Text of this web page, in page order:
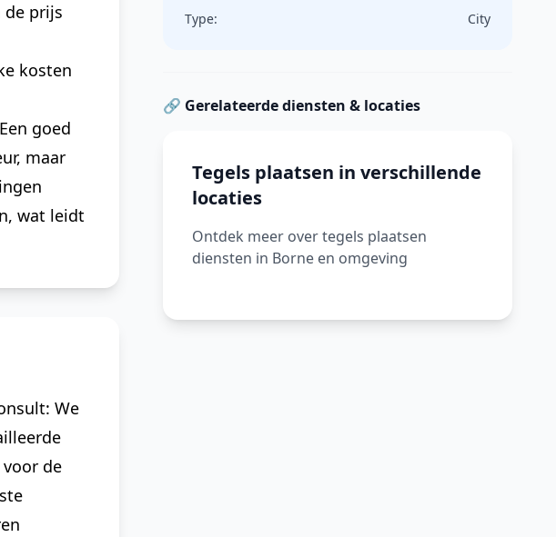
de prijs
kosten
goed
maar
wat leidt
We
de
Type: City
🔗 Gerelateerde diensten & locaties
Tegels plaatsen in verschillende
locaties
Ontdek meer over tegels plaatsen
diensten in Borne en omgeving